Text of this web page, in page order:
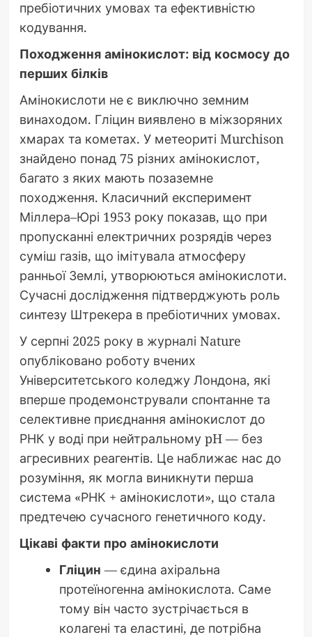
пребіотичних умовах та ефективністю
кодування.
Походження амінокислот: від космосу до
перших білків
Амінокислоти не є виключно земним
винаходом. Гліцин виявлено в міжзоряних
хмарах та кометах. У метеориті Murchison
знайдено понад 75 різних амінокислот,
багато з яких мають позаземне
походження. Класичний експеримент
Міллера–Юрі 1953 року показав, що при
пропусканні електричних розрядів через
суміш газів, що імітувала атмосферу
ранньої Землі, утворюються амінокислоти.
Сучасні дослідження підтверджують роль
синтезу Штрекера в пребіотичних умовах.
У серпні 2025 року в журналі Nature
опубліковано роботу вчених
Університетського коледжу Лондона, які
вперше продемонстрували спонтанне та
селективне приєднання амінокислот до
РНК у воді при нейтральному pH — без
агресивних реагентів. Це наближає нас до
розуміння, як могла виникнути перша
система «РНК + амінокислоти», що стала
предтечею сучасного генетичного коду.
Цікаві факти про амінокислоти
Гліцин — єдина ахіральна
протеїногенна амінокислота. Саме
тому він часто зустрічається в
колагені та еластині, де потрібна